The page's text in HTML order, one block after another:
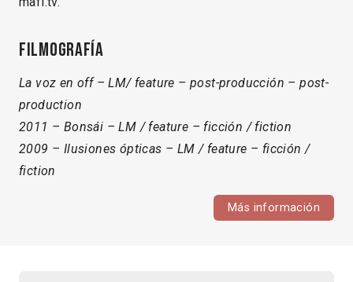
Filmografía
La voz en off – LM/ feature – post-producción – post-
production
2011 – Bonsái – LM / feature – ficción / fiction
2009 – Ilusiones ópticas – LM / feature – ficción /
fiction
Más información